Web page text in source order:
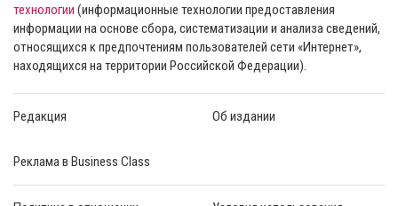
технологии (информационные технологии предоставления
информации на основе сбора, систематизации и анализа сведений,
относящихся к предпочтениям пользователей сети «Интернет»,
находящихся на территории Российской Федерации).
Редакция Об издании
Реклама в Business Class